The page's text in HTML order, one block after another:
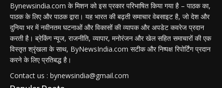
Bynewsindia.com के मिशन को इस प्रकार परिभाषित किया गया है – पाठक का,
पाठक के लिए और पाठक द्वारा। यह भारत की बढ़ती समाचार वेबसाइट है, जो देश और
दुनिया भर में नवीनतम घटनाओं और विकासों की व्यापक और अपडेट कवरेज प्रदान
करती है। ब्रेकिंग न्यूज, राजनीति, व्यापार, मनोरंजन और खेल सहित समाचारों की एक
विस्तृत श्रृंखला के साथ, ByNewsIndia.com सटीक और निष्पक्ष रिपोर्टिंग प्रदान
करने के लिए प्रतिबद्ध है।
Contact us : bynewsindia@gmail.com